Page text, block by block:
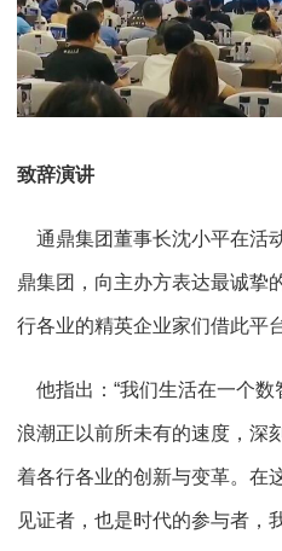
致辞演讲
通鼎集团董事长沈小平在活
鼎集团，向主办方表达最诚挚
行各业的精英企业家们借此平
他指出：“我们生活在一个数
浪潮正以前所未有的速度，深
着各行各业的创新与变革。在
见证者，也是时代的参与者，